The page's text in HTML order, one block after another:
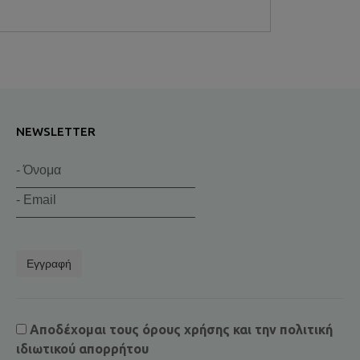
NEWSLETTER
Εγγραφή
Αποδέχομαι τους όρους χρήσης και την πολιτική
ιδιωτικού απορρήτου